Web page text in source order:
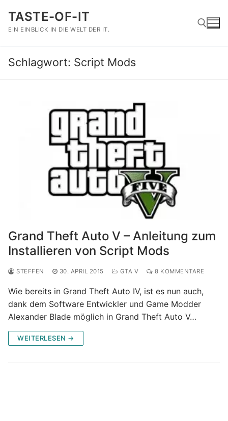
Inhalt
springen
TASTE-OF-IT
EIN EINBLICK IN DIE WELT DER IT.
Suchen nach:
Schlagwort: Script Mods
Grand Theft Auto V – Anleitung zum
Installieren von Script Mods
STEFFEN 30. APRIL 2015 GTA V 8 KOMMENTARE
Wie bereits in Grand Theft Auto IV, ist es nun auch,
dank dem Software Entwickler und Game Modder
Alexander Blade möglich in Grand Theft Auto V…
WEITERLESEN →